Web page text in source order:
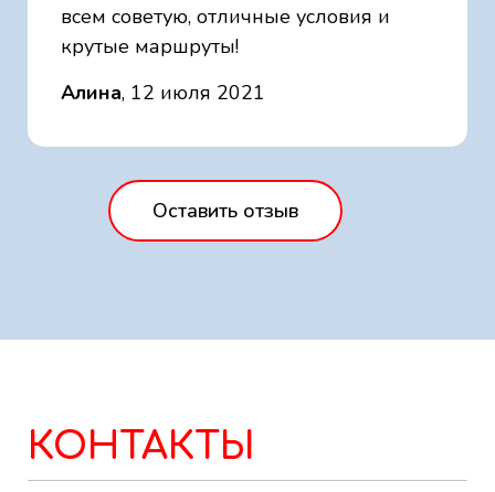
всем советую, отличные условия и
крутые маршруты!
Алина, 12 июля 2021
Оставить отзыв
КОНТАКТЫ